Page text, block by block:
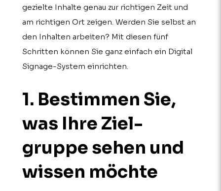
gezielte Inhalte genau zur richtigen Zeit und
am richtigen Ort zeigen. Werden Sie selbst an
den Inhalten arbeiten? Mit diesen fünf
Schritten können Sie ganz einfach ein Digital
Signage-System einrichten.
1. Bestimmen Sie,
was Ihre Ziel­
gruppe sehen und
wissen möchte